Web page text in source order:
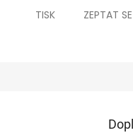
TISK ZEPTAT SE